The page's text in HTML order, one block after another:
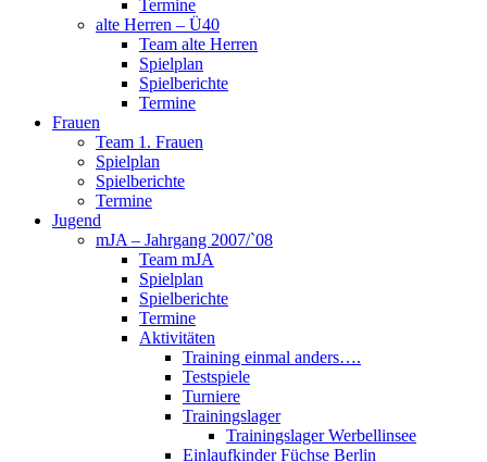
Termine
alte Herren – Ü40
Team alte Herren
Spielplan
Spielberichte
Termine
Frauen
Team 1. Frauen
Spielplan
Spielberichte
Termine
Jugend
mJA – Jahrgang 2007/`08
Team mJA
Spielplan
Spielberichte
Termine
Aktivitäten
Training einmal anders….
Testspiele
Turniere
Trainingslager
Trainingslager Werbellinsee
Einlaufkinder Füchse Berlin